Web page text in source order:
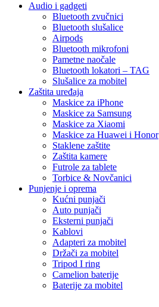
Audio i gadgeti
Bluetooth zvučnici
Bluetooth slušalice
Airpods
Bluetooth mikrofoni
Pametne naočale
Bluetooth lokatori – TAG
Slušalice za mobitel
Zaštita uređaja
Maskice za iPhone
Maskice za Samsung
Maskice za Xiaomi
Maskice za Huawei i Honor
Staklene zaštite
Zaštita kamere
Futrole za tablete
Torbice & Novčanici
Punjenje i oprema
Kućni punjači
Auto punjači
Eksterni punjači
Kablovi
Adapteri za mobitel
Držači za mobitel
Tripod I ring
Camelion baterije
Baterije za mobitel